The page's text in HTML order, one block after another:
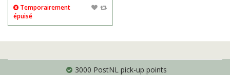
Temporairement
épuisé
3000 PostNL pick-up points